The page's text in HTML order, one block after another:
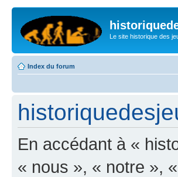
Le site historique des
Index du forum
En accédant à «
« nous », « notre »,